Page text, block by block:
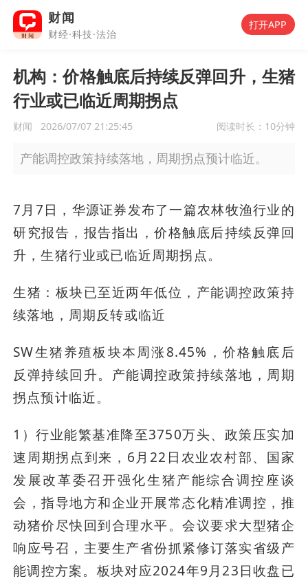
财闻
财经·科技·法治
打开APP
机构：价格触底后持续反弹回升，生猪
行业或已临近周期拐点
财闻 2026/07/07 21:25:45 阅读时长： 10分钟
产能调控政策持续落地，周期拐点预计临近。
7月7日，华源证券发布了一篇农林牧渔行业的
研究报告，报告指出，价格触底后持续反弹回
升，生猪行业或已临近周期拐点。
生猪：板块已至近两年低位，产能调控政策持
续落地，周期反转或临近
SW生猪养殖板块本周涨8.45%，价格触底后
反弹持续回升。产能调控政策持续落地，周期
拐点预计临近。
1）行业能繁基准降至3750万头、政策压实加
速周期拐点到来，6月22日农业农村部、国家
发展改革委召开强化生猪产能综合调控座谈
会，指导地方和企业开展常态化精准调控，推
动猪价尽快回到合理水平。会议要求大型猪企
响应号召，主要生产省份抓紧修订落实省级产
能调控方案。板块对应2024年9月23日收盘已